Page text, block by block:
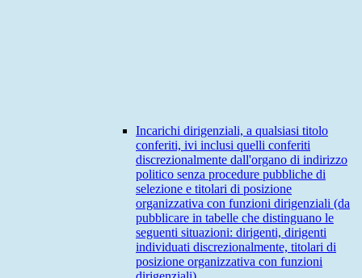
Incarichi dirigenziali, a qualsiasi titolo
conferiti, ivi inclusi quelli conferiti
discrezionalmente dall'organo di indirizzo
politico senza procedure pubbliche di
selezione e titolari di posizione
organizzativa con funzioni dirigenziali (da
pubblicare in tabelle che distinguano le
seguenti situazioni: dirigenti, dirigenti
individuati discrezionalmente, titolari di
posizione organizzativa con funzioni